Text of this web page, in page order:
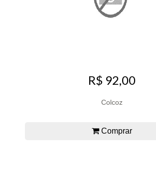
R$ 92,00
Colcoz
Comprar